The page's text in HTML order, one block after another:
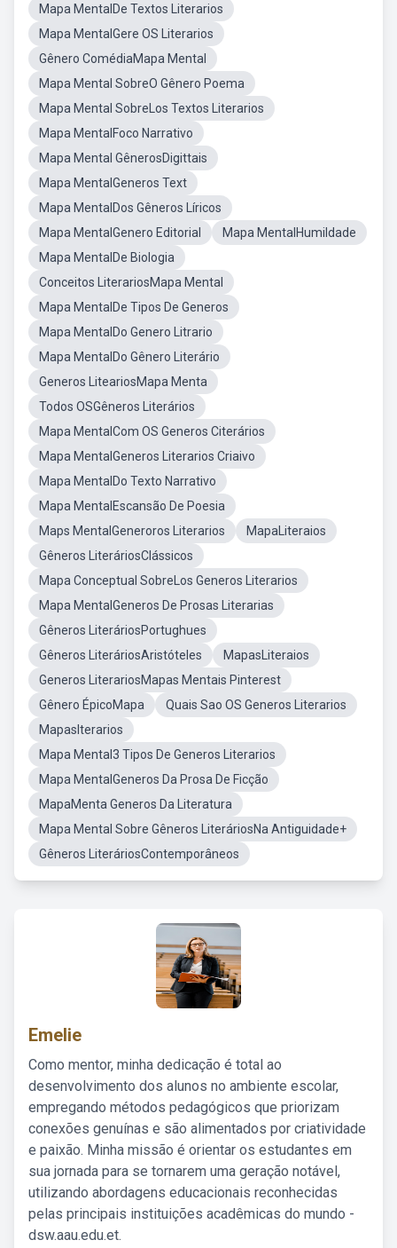
Mapa MentalDe Textos Literarios
Mapa MentalGere OS Literarios
Gênero ComédiaMapa Mental
Mapa Mental SobreO Gênero Poema
Mapa Mental SobreLos Textos Literarios
Mapa MentalFoco Narrativo
Mapa Mental GênerosDigittais
Mapa MentalGeneros Text
Mapa MentalDos Gêneros Líricos
Mapa MentalGenero Editorial
Mapa MentalHumildade
Mapa MentalDe Biologia
Conceitos LiterariosMapa Mental
Mapa MentalDe Tipos De Generos
Mapa MentalDo Genero Litrario
Mapa MentalDo Gênero Literário
Generos LiteariosMapa Menta
Todos OSGêneros Literários
Mapa MentalCom OS Generos Citerários
Mapa MentalGeneros Literarios Criaivo
Mapa MentalDo Texto Narrativo
Mapa MentalEscansão De Poesia
Maps MentalGeneroros Literarios
MapaLiteraios
Gêneros LiteráriosClássicos
Mapa Conceptual SobreLos Generos Literarios
Mapa MentalGeneros De Prosas Literarias
Gêneros LiteráriosPortughues
Gêneros LiteráriosAristóteles
MapasLiteraios
Generos LiterariosMapas Mentais Pinterest
Gênero ÉpicoMapa
Quais Sao OS Generos Literarios
MapasIterarios
Mapa Mental3 Tipos De Generos Literarios
Mapa MentalGeneros Da Prosa De Ficção
MapaMenta Generos Da Literatura
Mapa Mental Sobre Gêneros LiteráriosNa Antiguidade+
Gêneros LiteráriosContemporâneos
Emelie
Como mentor, minha dedicação é total ao
desenvolvimento dos alunos no ambiente escolar,
empregando métodos pedagógicos que priorizam
conexões genuínas e são alimentados por criatividade
e paixão. Minha missão é orientar os estudantes em
sua jornada para se tornarem uma geração notável,
utilizando abordagens educacionais reconhecidas
pelas principais instituições acadêmicas do mundo -
dsw.aau.edu.et.